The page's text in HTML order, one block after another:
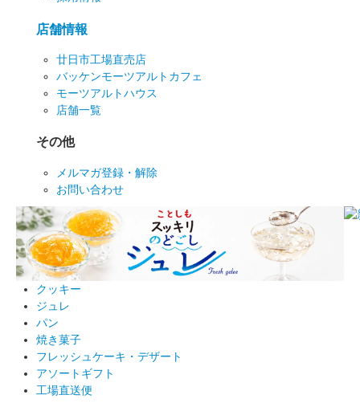
店舗情報
廿日市工場直売店
バッケンモーツアルトカフェ
モーツアルトハウス
店舗一覧
その他
メルマガ登録・解除
お問い合わせ
クッキー
ジュレ
パン
焼き菓子
フレッシュケーキ・デザート
アソートギフト
工場直送便